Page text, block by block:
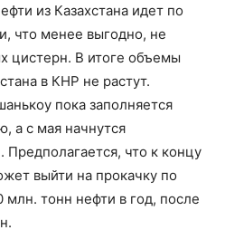
из Казахстана идет по
что менее выгодно, не
цистерн. В итоге объемы
в КНР не растут.
пока заполняется
а с мая начнутся
что к концу
выйти на прокачку по
млн. тонн нефти в год, после